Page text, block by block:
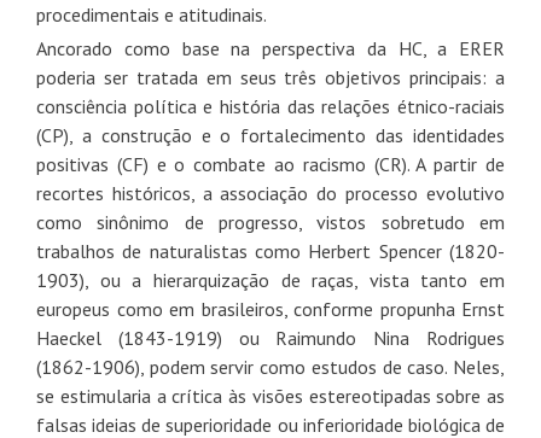
procedimentais e atitudinais.
Ancorado como base na perspectiva da HC, a ERER
poderia ser tratada em seus três objetivos principais: a
consciência política e história das relações étnico-raciais
(CP), a construção e o fortalecimento das identidades
positivas (CF) e o combate ao racismo (CR). A partir de
recortes históricos, a associação do processo evolutivo
como sinônimo de progresso, vistos sobretudo em
trabalhos de naturalistas como Herbert Spencer (1820-
1903), ou a hierarquização de raças, vista tanto em
europeus como em brasileiros, conforme propunha Ernst
Haeckel (1843-1919) ou Raimundo Nina Rodrigues
(1862-1906), podem servir como estudos de caso. Neles,
se estimularia a crítica às visões estereotipadas sobre as
falsas ideias de superioridade ou inferioridade biológica de